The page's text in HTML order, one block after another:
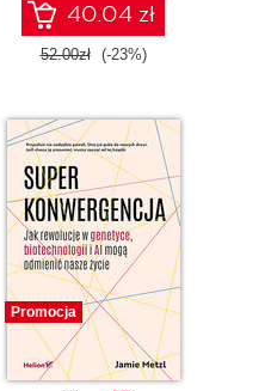
40.04 zł
52.00zł (-23%)
Promocja